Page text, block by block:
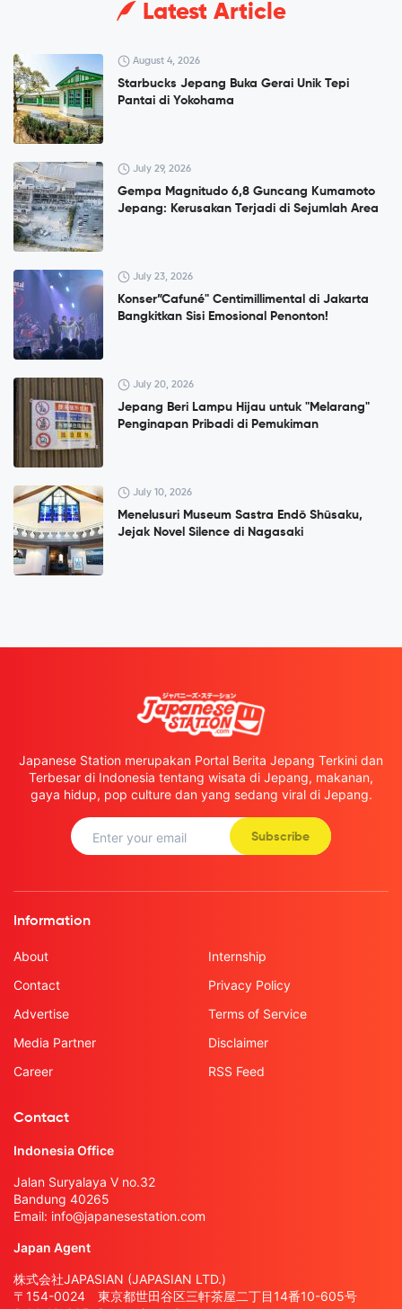
Latest Article
August 4, 2026
Starbucks Jepang Buka Gerai Unik Tepi
Pantai di Yokohama
July 29, 2026
Gempa Magnitudo 6,8 Guncang Kumamoto
Jepang: Kerusakan Terjadi di Sejumlah Area
July 23, 2026
Konser”Cafuné" Centimillimental di Jakarta
Bangkitkan Sisi Emosional Penonton!
July 20, 2026
Jepang Beri Lampu Hijau untuk "Melarang"
Penginapan Pribadi di Pemukiman
July 10, 2026
Menelusuri Museum Sastra Endō Shūsaku,
Jejak Novel Silence di Nagasaki
Japanese Station merupakan Portal Berita Jepang Terkini dan
Terbesar di Indonesia tentang wisata di Jepang, makanan,
gaya hidup, pop culture dan yang sedang viral di Jepang.
Subscribe
Information
About
Contact
Advertise
Media Partner
Career
Internship
Privacy Policy
Terms of Service
Disclaimer
RSS Feed
Contact
Indonesia Office
Jalan Suryalaya V no.32
Bandung 40265
Email: info@japanesestation.com
Japan Agent
株式会社JAPASIAN (JAPASIAN LTD.)
〒154-0024 東京都世田谷区三軒茶屋二丁目14番10-605号